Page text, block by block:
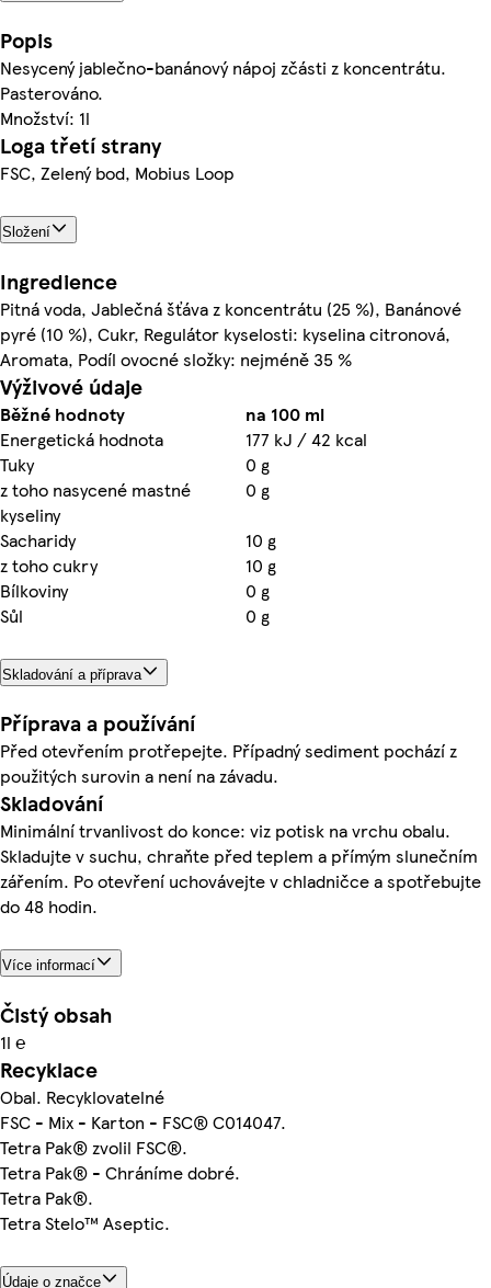
Popis
Nesycený jablečno-banánový nápoj zčásti z koncentrátu.
Pasterováno.
Množství: 1l
Loga třetí strany
FSC, Zelený bod, Mobius Loop
Složení
Ingredience
Pitná voda, Jablečná šťáva z koncentrátu (25 %), Banánové
pyré (10 %), Cukr, Regulátor kyselosti: kyselina citronová,
Aromata, Podíl ovocné složky: nejméně 35 %
Výživové údaje
Běžné hodnoty
na 100 ml
Energetická hodnota
177 kJ / 42 kcal
Tuky
0 g
z toho nasycené mastné
kyseliny
0 g
Sacharidy
10 g
z toho cukry
10 g
Bílkoviny
0 g
Sůl
0 g
Skladování a příprava
Příprava a používání
Před otevřením protřepejte. Případný sediment pochází z
použitých surovin a není na závadu.
Skladování
Minimální trvanlivost do konce: viz potisk na vrchu obalu.
Skladujte v suchu, chraňte před teplem a přímým slunečním
zářením. Po otevření uchovávejte v chladničce a spotřebujte
do 48 hodin.
Více informací
Čistý obsah
1l ℮
Recyklace
Obal. Recyklovatelné
FSC - Mix - Karton - FSC® C014047.
Tetra Pak® zvolil FSC®.
Tetra Pak® - Chráníme dobré.
Tetra Pak®.
Tetra Stelo™ Aseptic.
Údaje o značce